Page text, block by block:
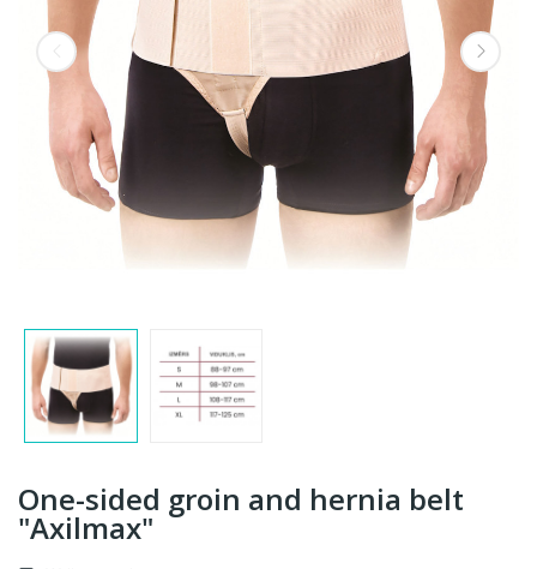
One-sided groin and hernia belt
"Axilmax"